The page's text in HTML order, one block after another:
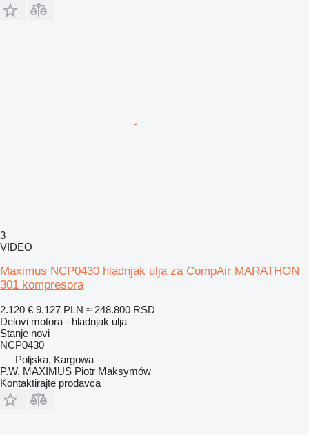
3
VIDEO
Maximus NCP0430 hladnjak ulja za CompAir MARATHON
301 kompresora
2.120 € 9.127 PLN ≈ 248.800 RSD
Delovi motora - hladnjak ulja
Stanje novi
NCP0430
Poljska, Kargowa
P.W. MAXIMUS Piotr Maksymów
Kontaktirajte prodavca